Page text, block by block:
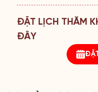
ĐẶT LỊCH THĂM
ĐÂY